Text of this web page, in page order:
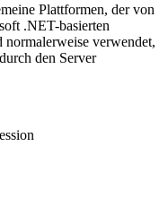
Plattformen, der von
.NET-basierten
verwendet,
den Server